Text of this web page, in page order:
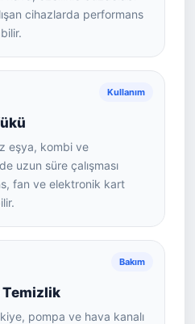
cihazlarda performans
Kullanım
eşya, kombi ve
uzun süre çalışması
fan ve elektronik kart
Bakım
Temizlik
pompa ve hava kanalı